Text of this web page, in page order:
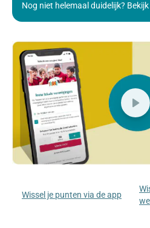
Nog niet helemaal duidelijk?
Wissel je punten via de app